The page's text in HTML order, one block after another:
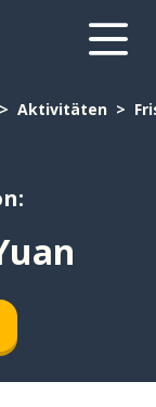
Aktivitäten